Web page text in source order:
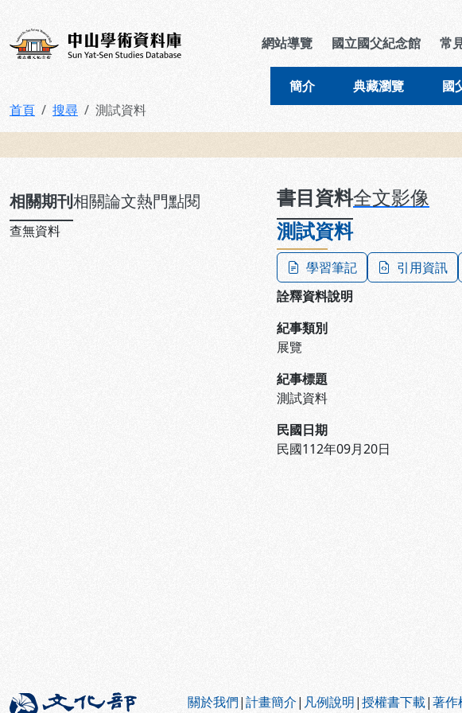
中山學術資料庫 網站導覽 國立國父紀念館 常
簡介 典藏瀏覽 國
首頁 搜尋 測試資料
相關期刊相關論文熱門點閱
查無資料
書目資料全文影像
測試資料
學習筆記 引用資訊
詮釋資料說明
紀事類別
展覽
紀事標題
測試資料
民國日期
民國112年09月20日
關於我們|計畫簡介| 凡例說明|授權書下載|著作